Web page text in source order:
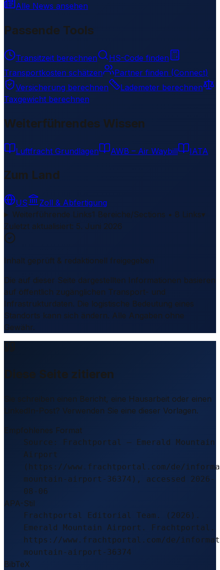
Alle News ansehen
Passende Tools
Transitzeit berechnen
HS-Code finden
Transportkosten schätzen
Partner finden (Connect)
Versicherung berechnen
Lademeter berechnen
Taxgewicht berechnen
Weiterführendes Wissen
Luftfracht Grundlagen AWB – Air Waybill IATA
Zum Land
US
Zoll & Abfertigung
Weiterführende Links1 Bereiche/Sections • 8 Links▾
Zuletzt aktualisiert: 5. Juni 2026
Inhalt geprüft & redaktionell freigegeben
Die auf dieser Seite dargestellten Informationen basieren
auf öffentlich zugänglichen Transport- und
Infrastrukturdaten. Die logistische Bedeutung eines
Standorts kann sich ändern. Alle Angaben ohne
Gewähr.
Diese Seite zitieren
Sie schreiben einen Bericht, eine Hausarbeit oder einen
LinkedIn-Post? Verwenden Sie eine dieser Vorlagen.
Empfohlenes Format
Source: Frachtportal – Emerald Mountain
Airport
(https://www.frachtportal.com/de/
mountain-airport-36374), accessed 2026-
08-06
APA-Stil
Frachtportal Editorial Team. (2026).
Emerald Mountain Airport. Frachtportal.
https://www.frachtportal.com/de/
mountain-airport-36374
BibTeX